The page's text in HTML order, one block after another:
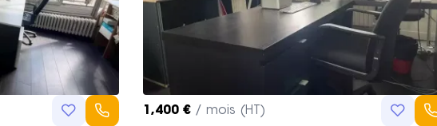
1,400 € / mois (HT)